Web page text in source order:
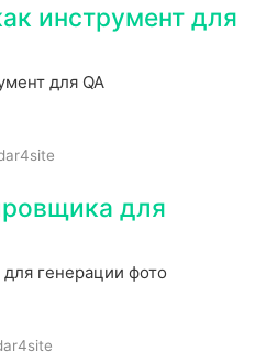
инструмент для
для QA
для
генерации фото